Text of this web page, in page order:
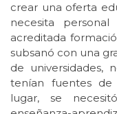
crear una oferta
necesita
acreditada
subsanó con una
de universidades,
tenían fuentes de
lugar, se